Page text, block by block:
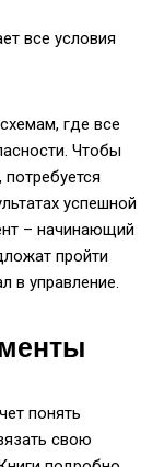
все условия
где все
Чтобы
успешной
– начинающий
пройти
в управление.
понять
свою